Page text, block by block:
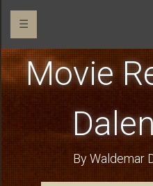
☰
Movie
By Waldemar